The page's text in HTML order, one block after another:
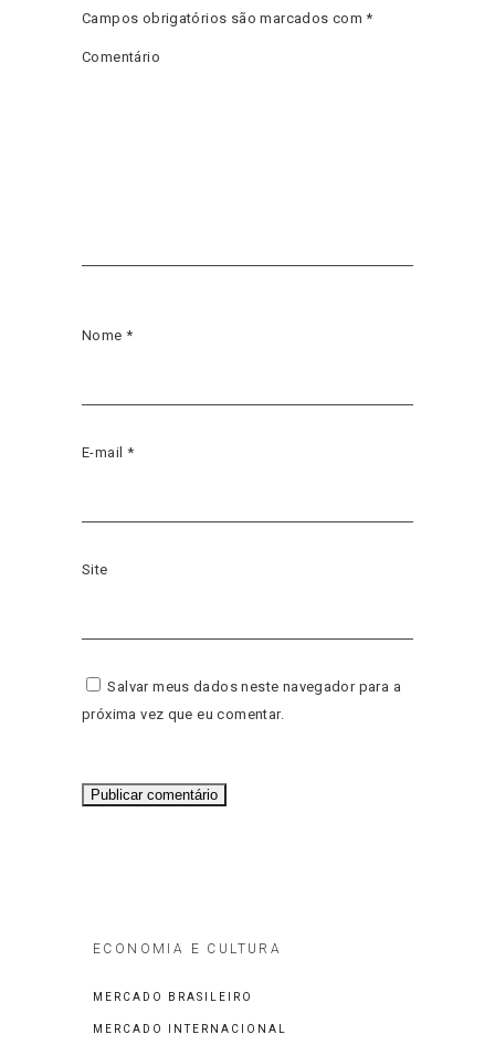
Campos obrigatórios são marcados com*
Comentário
Nome *
E-mail *
Site
Salvar meus dados neste navegador para a
próxima vez que eu comentar.
ECONOMIA E CULTURA
MERCADO BRASILEIRO
MERCADO INTERNACIONAL